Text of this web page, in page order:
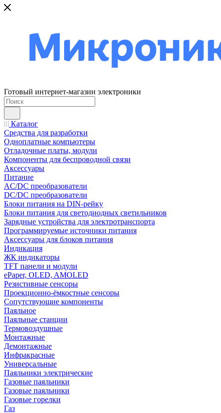
Готовый интернет-магазин электроники
Каталог
Средства для разработки
Одноплатные компьютеры
Отладочные платы, модули
Компоненты для беспроводной связи
Аксессуары
Питание
AC/DC преобразователи
DC/DC преобразователи
Блоки питания на DIN-рейку
Блоки питания для светодиодных светильников
Зарядные устройства для электротранспорта
Программируемые источники питания
Аксессуары для блоков питания
Индикация
ЖК индикаторы
TFT панели и модули
ePaper, OLED, AMOLED
Резистивные сенсоры
Проекционно-ёмкостные сенсоры
Сопутствующие компоненты
Паяльное
Паяльные станции
Термовоздушные
Монтажные
Демонтажные
Инфракрасные
Универсальные
Паяльники электрические
Газовые паяльники
Газовые паяльники
Газовые горелки
Газ